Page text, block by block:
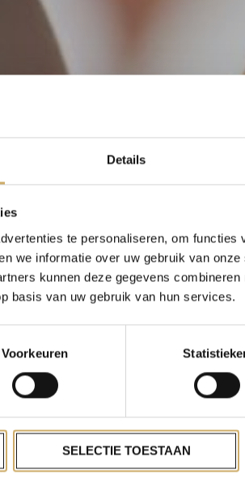
Details
te personaliseren, om functies
we informatie over uw gebruik van
kunnen deze gegevens
basis van uw gebruik van hun services.
Voorkeuren
SELECTIE TOESTAAN